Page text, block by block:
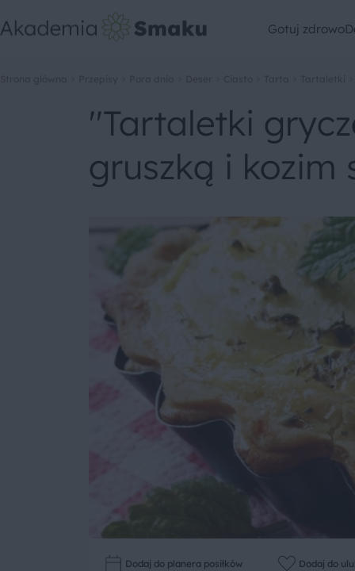
Gotuj zdrowo
''Tartaletki
gruszką i kozim
Dodaj do planera posiłków Dodaj do